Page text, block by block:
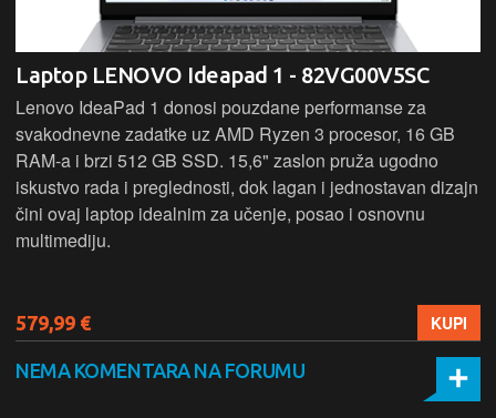
Laptop LENOVO Ideapad 1 - 82VG00V5SC
Lenovo IdeaPad 1 donosi pouzdane performanse za
svakodnevne zadatke uz AMD Ryzen 3 procesor, 16 GB
RAM-a i brzi 512 GB SSD. 15,6" zaslon pruža ugodno
iskustvo rada i preglednosti, dok lagan i jednostavan dizajn
čini ovaj laptop idealnim za učenje, posao i osnovnu
multimediju.
579,99 € KUPI
NEMA KOMENTARA NA FORUMU